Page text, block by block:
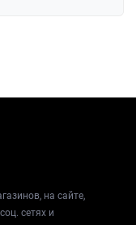
на сайте,
сетях и